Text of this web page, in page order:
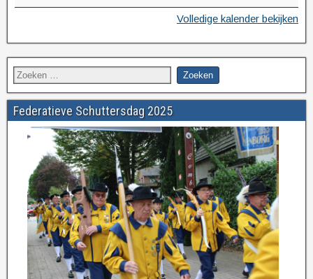
Volledige kalender bekijken
Federatieve Schuttersdag 2025